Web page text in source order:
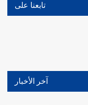
تابعنا على
آخر الأخبار